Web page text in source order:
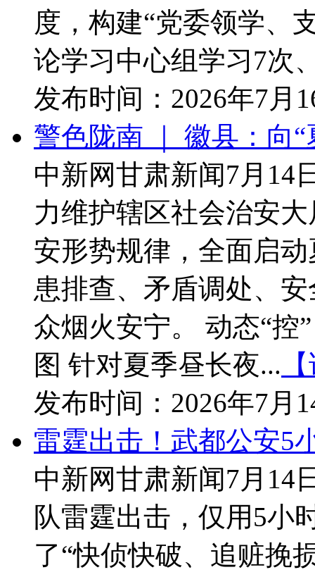
度，构建“党委领学、
论学习中心组学习7次
发布时间： 2026年7月
警色陇南 ｜ 徽县：向“
中新网甘肃新闻7月14
力维护辖区社会治安
安形势规律，全面启
患排查、矛盾调处、
众烟火安宁。 动态“控
图 针对夏季昼长夜...
发布时间： 2026年7月
雷霆出击！武都公安5
中新网甘肃新闻7月14
队雷霆出击，仅用5小
了“快侦快破、追赃挽